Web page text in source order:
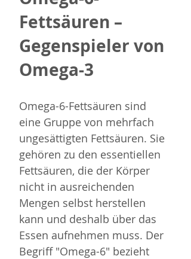
Fettsäuren –
Gegenspieler von
Omega-3
Omega-6-Fettsäuren sind
eine Gruppe von mehrfach
ungesättigten Fettsäuren. Sie
gehören zu den essentiellen
Fettsäuren, die der Körper
nicht in ausreichenden
Mengen selbst herstellen
kann und deshalb über das
Essen aufnehmen muss. Der
Begriff "Omega-6" bezieht